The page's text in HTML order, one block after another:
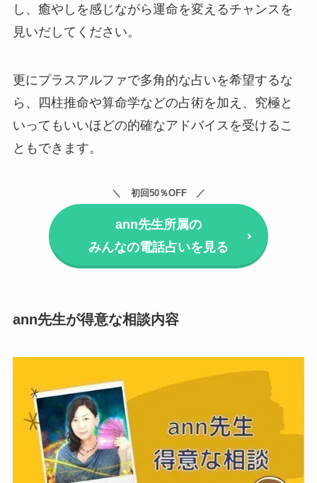
し、癒やしを感じながら運命を変えるチャンスを
見いだしてください。
更にプラスアルファで多角的な占いを希望するな
ら、四柱推命や算命学などの占術を加え、究極と
いってもいいほどの的確なアドバイスを受けるこ
ともできます。
初回50％OFF
ann先生所属の
みんなの電話占いを見る
ann先生が得意な相談内容